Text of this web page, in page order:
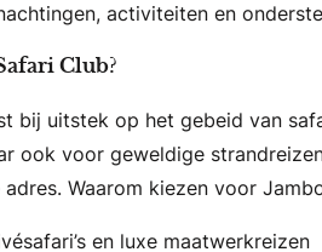
activiteiten en
Club?
bij uitstek op het gebeid van
ook voor geweldige
Waarom kiezen voor
en luxe maatwerkreizen